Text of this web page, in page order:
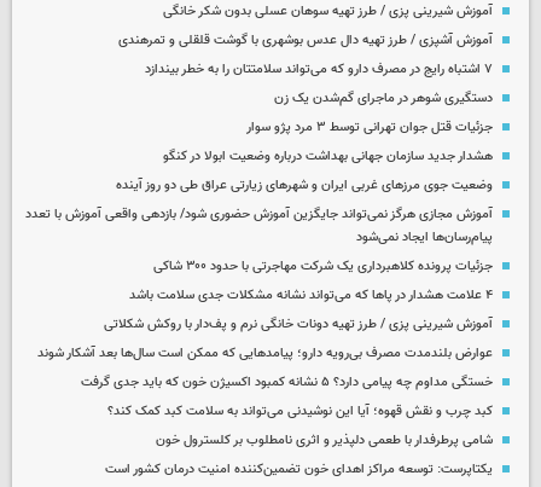
آموزش شیرینی پزی / طرز تهیه سوهان عسلی بدون شکر خانگی
آموزش آشپزی / طرز تهیه دال عدس بوشهری با گوشت قلقلی و تمرهندی
۷ اشتباه رایج در مصرف دارو که می‌تواند سلامتتان را به خطر بیندازد
دستگیری شوهر در ماجرای گم‌شدن یک زن
جزئیات قتل جوان تهرانی توسط ۳ مرد پژو سوار
هشدار جدید سازمان جهانی بهداشت درباره وضعیت ابولا در کنگو
وضعیت جوی مرزهای غربی ایران و شهرهای زیارتی عراق طی دو روز آینده
آموزش مجازی هرگز نمی‌تواند جایگزین آموزش حضوری شود/ بازدهی واقعی آموزش با تعدد
پیام‌رسان‌ها ایجاد نمی‌شود
جزئیات پرونده کلاهبرداری یک شرکت مهاجرتی با حدود ۳۰۰ شاکی
۴ علامت هشدار در پاها که می‌تواند نشانه مشکلات جدی سلامت باشد
آموزش شیرینی پزی / طرز تهیه دونات خانگی نرم و پف‌دار با روکش شکلاتی
عوارض بلندمدت مصرف بی‌رویه دارو؛ پیامدهایی که ممکن است سال‌ها بعد آشکار شوند
خستگی مداوم چه پیامی دارد؟ ۵ نشانه کمبود اکسیژن خون که باید جدی گرفت
کبد چرب و نقش قهوه؛ آیا این نوشیدنی می‌تواند به سلامت کبد کمک کند؟
شامی پرطرفدار با طعمی دلپذیر و اثری نامطلوب بر کلسترول خون
یکتاپرست: توسعه مراکز اهدای خون تضمین‌کننده امنیت درمان کشور است